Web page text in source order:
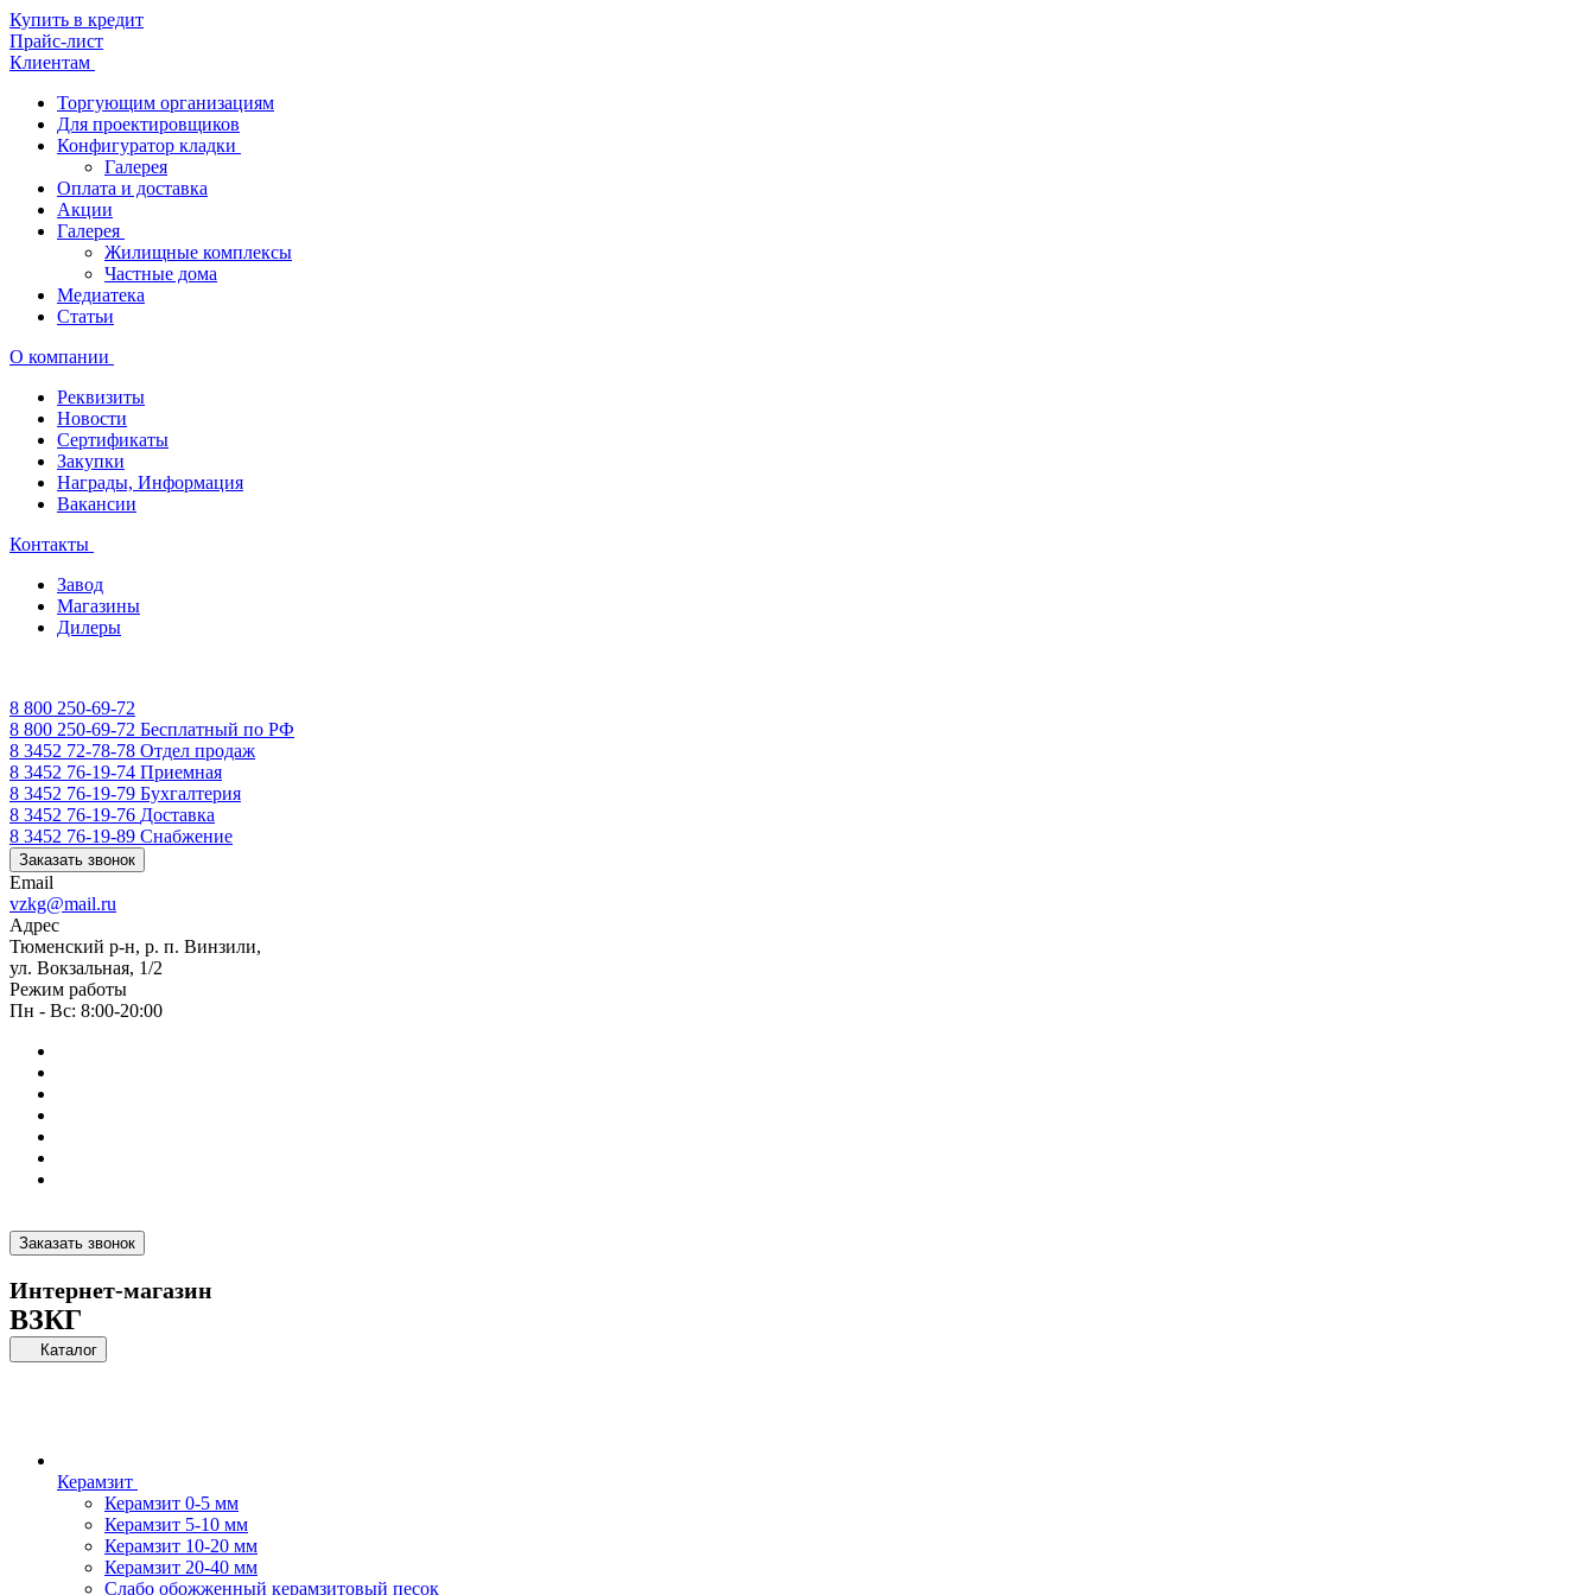
Купить в кредит
Прайс-лист
Клиентам
Торгующим организациям
Для проектировщиков
Конфигуратор кладки
Галерея
Оплата и доставка
Акции
Галерея
Жилищные комплексы
Частные дома
Медиатека
Статьи
О компании
Реквизиты
Новости
Сертификаты
Закупки
Награды, Информация
Вакансии
Контакты
Завод
Магазины
Дилеры
8 800 250-69-72
8 800 250-69-72 Бесплатный по РФ
8 3452 72-78-78 Отдел продаж
8 3452 76-19-74 Приемная
8 3452 76-19-79 Бухгалтерия
8 3452 76-19-76 Доставка
8 3452 76-19-89 Снабжение
Заказать звонок
Email
vzkg@mail.ru
Адрес
Тюменский р-н, р. п. Винзили,
ул. Вокзальная, 1/2
Режим работы
Пн - Вс: 8:00-20:00
Заказать звонок
Интернет-магазин
ВЗКГ
Каталог
Керамзит
Керамзит 0-5 мм
Керамзит 5-10 мм
Керамзит 10-20 мм
Керамзит 20-40 мм
Слабо обожженный керамзитовый песок